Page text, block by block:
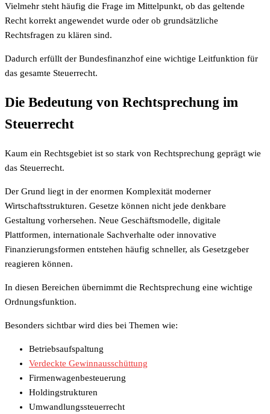
Vielmehr steht häufig die Frage im Mittelpunkt, ob das geltende
Recht korrekt angewendet wurde oder ob grundsätzliche
Rechtsfragen zu klären sind.
Dadurch erfüllt der Bundesfinanzhof eine wichtige Leitfunktion für
das gesamte Steuerrecht.
Die Bedeutung von Rechtsprechung im
Steuerrecht
Kaum ein Rechtsgebiet ist so stark von Rechtsprechung geprägt wie
das Steuerrecht.
Der Grund liegt in der enormen Komplexität moderner
Wirtschaftsstrukturen. Gesetze können nicht jede denkbare
Gestaltung vorhersehen. Neue Geschäftsmodelle, digitale
Plattformen, internationale Sachverhalte oder innovative
Finanzierungsformen entstehen häufig schneller, als Gesetzgeber
reagieren können.
In diesen Bereichen übernimmt die Rechtsprechung eine wichtige
Ordnungsfunktion.
Besonders sichtbar wird dies bei Themen wie:
Betriebsaufspaltung
Verdeckte Gewinnausschüttung
Firmenwagenbesteuerung
Holdingstrukturen
Umwandlungssteuerrecht